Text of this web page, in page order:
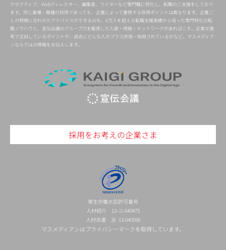
グゼクティブ、Webディレクター、編集者、ライターなど専門職に特化し、転職のご支援をしており
ます。同じ業種・職種の採用であっても、企業によって重視する採用ポイントは異なります。企業ご
との特徴に合わせたアドバイスができるのも、6万人を超える転職支援実績から培った専門特化の転
職ノウハウと、宣伝会議のグループ力を駆使した人脈・情報・ネットワークがあればこそ。企業が選
考で注目しているポイントや、過去にどんな人がプラス評価・採用されているかなど、マスメディア
ンならではの情報をお伝えします。
採用をお考えの企業さま
厚生労働大臣許可番号
人材紹介 13-ユ-040475
人材派遣 派 13-040596
マスメディアンはプライバシーマークを取得しています。